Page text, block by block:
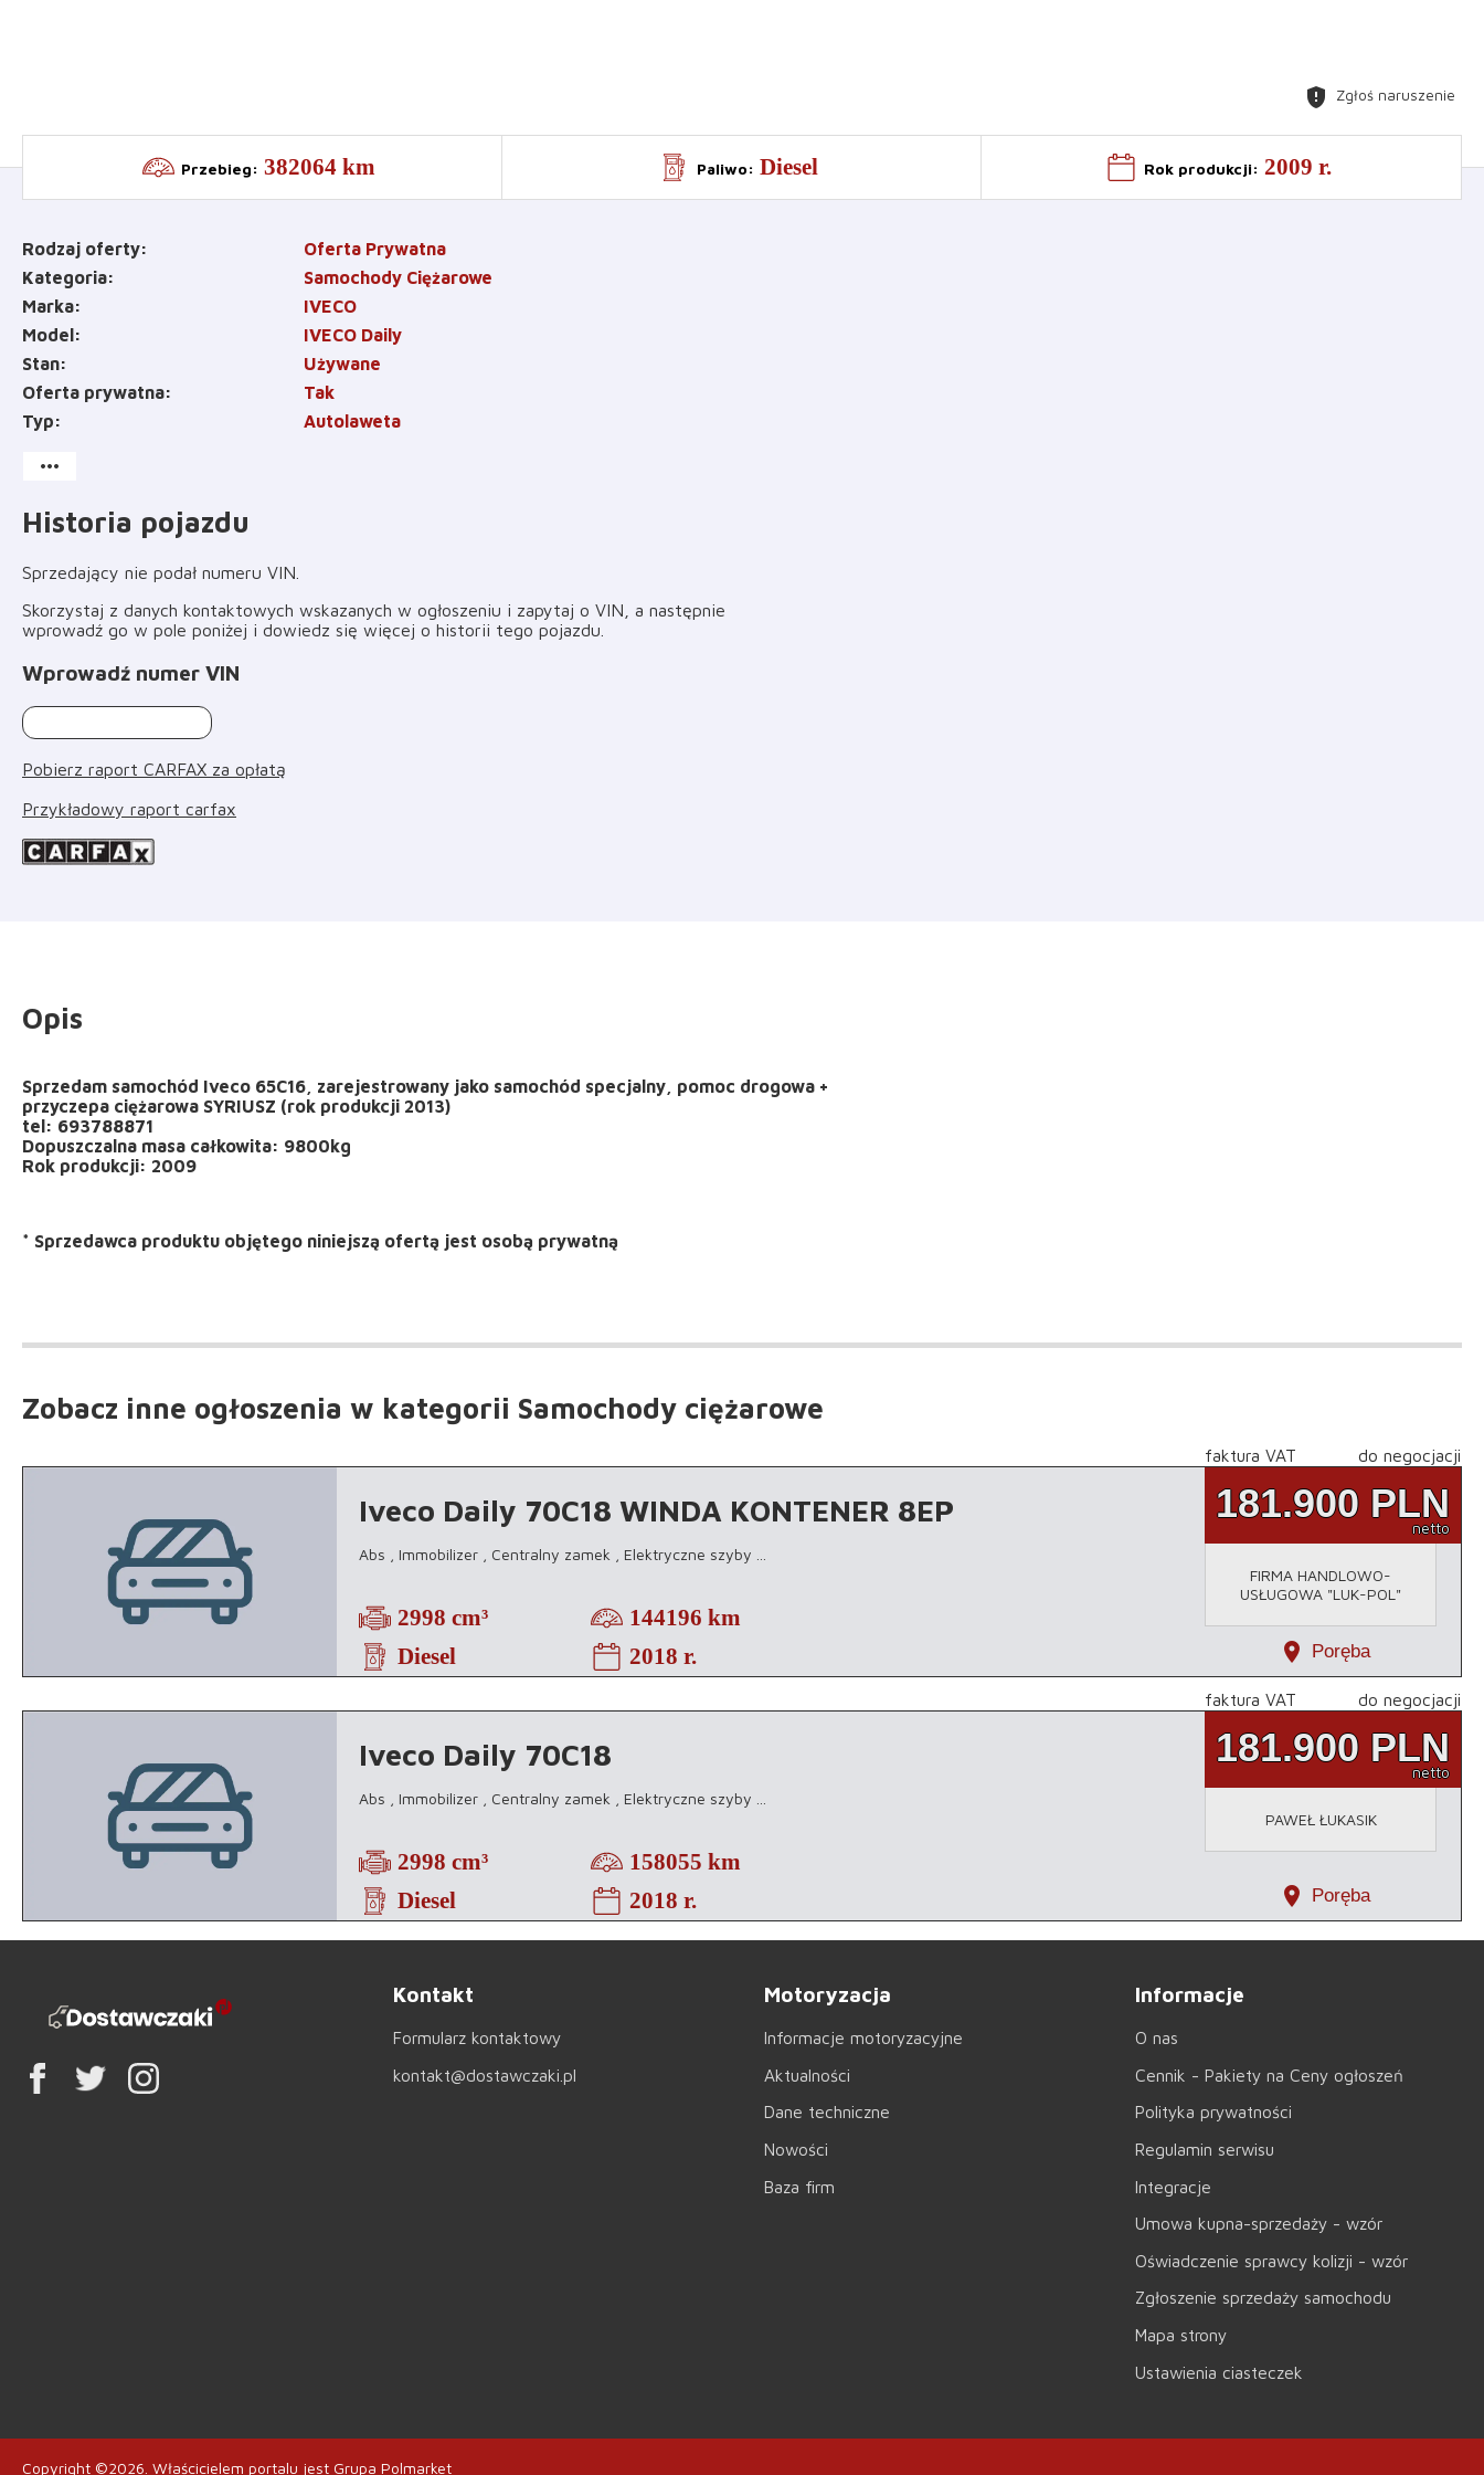
gpp_maybe Zgłoś naruszenie
Przebieg: 382064 km Paliwo: Diesel Rok produkcji: 2009 r.
Rodzaj oferty
Oferta Prywatna
Kategoria
Samochody Ciężarowe
Marka
IVECO
Model
IVECO Daily
Stan
Używane
Oferta prywatna
Tak
Typ
Autolaweta
more_horiz
Historia pojazdu
Sprzedający nie podał numeru VIN
Skorzystaj z danych kontaktowych wskazanych w ogłoszeniu i zapytaj o VIN, a następnie
wprowadź go w pole poniżej i dowiedz się więcej o historii tego pojazdu
Wprowadź numer VIN
Pobierz raport CARFAX za opłatą
Przykładowy raport carfax
Opis
Sprzedam samochód Iveco 65C16, zarejestrowany jako samochód specjalny, pomoc drogowa +
przyczepa ciężarowa SYRIUSZ (rok produkcji 2013)
tel: 693788871
Dopuszczalna masa całkowita: 9800kg
Rok produkcji: 2009
* Sprzedawca produktu objętego niniejszą ofertą jest osobą prywatną
Zobacz inne ogłoszenia w kategorii Samochody ciężarowe
Iveco Daily 70C18 WINDA KONTENER 8EP
Abs , Immobilizer , Centralny zamek , Elektryczne szyby
2998 cm³
144196 km
Diesel
2018 r.
faktura VAT do negocjacji
181.900 PLN
netto
FIRMA HANDLOWO-
USŁUGOWA "LUK-POL"
location_on Poręba
Iveco Daily 70C18
Abs , Immobilizer , Centralny zamek , Elektryczne szyby
2998 cm³
158055 km
Diesel
2018 r.
faktura VAT do negocjacji
181.900 PLN
netto
PAWEŁ ŁUKASIK
location_on Poręba
Kontakt
Formularz kontaktowy
kontakt@dostawczaki.pl
Motoryzacja
Informacje motoryzacyjne
Aktualności
Dane techniczne
Nowości
Baza firm
Informacje
O nas
Cennik - Pakiety na Ceny ogłoszeń
Polityka prywatności
Regulamin serwisu
Integracje
Umowa kupna-sprzedaży - wzór
Oświadczenie sprawcy kolizji - wzór
Zgłoszenie sprzedaży samochodu
Mapa strony
Ustawienia ciasteczek
Copyright ©2026. Właścicielem portalu jest Grupa Polmarket